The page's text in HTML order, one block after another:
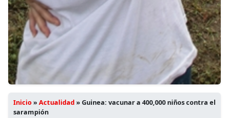
Inicio»Actualidad»Guinea: vacunar a 400,000 niños contra el
sarampión